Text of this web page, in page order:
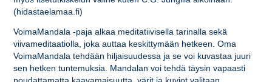
(hidastaelamaa.fi)
VoimaMandala -paja alkaa meditatiivisella tarinalla sekä
viivameditaatiolla, joka auttaa keskittymään hetkeen. Oma
VoimaMandala tehdään hiljaisuudessa ja se voi kuvastaa juuri
sen hetken tuntemuksia. Mandalan voi tehdä täysin vapaasti
noudattamatta kaavamaisuutta, värit ja kuviot valitaan